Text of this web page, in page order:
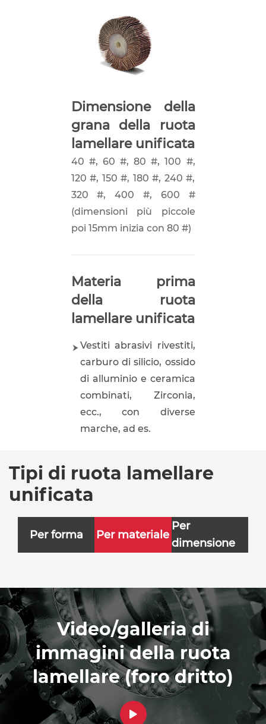
Dimensione della
grana della ruota
lamellare unificata
40 #, 60 #, 80 #, 100 #,
120 #, 150 #, 180 #, 240 #,
320 #, 400 #, 600 #
(dimensioni più piccole
poi 15mm inizia con 80 #)
Materia prima
della ruota
lamellare unificata
Vestiti abrasivi rivestiti,
carburo di silicio, ossido
di alluminio e ceramica
combinati, Zirconia,
ecc., con diverse
marche, ad es.
Tipi di ruota lamellare
unificata
Per forma Per materiale
Per
dimensione
Video/galleria di
immagini della ruota
lamellare (foro dritto)
